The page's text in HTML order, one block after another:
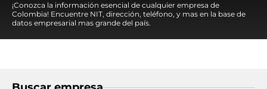
¡Conozca la información esencial de cualquier empresa de
Colombia! Encuentre NIT, dirección, teléfono, y mas en la base de
datos empresarial mas grande del país.